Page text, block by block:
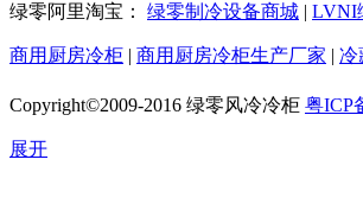
绿零阿里淘宝： 绿零制冷设备商城 | LVNI
商用厨房冷柜 | 商用厨房冷柜生产厂家 | 冷
Copyright©2009-2016 绿零风冷冷柜 粤ICP
展开